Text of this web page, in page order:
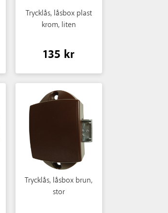
Trycklås, låsbox plast
krom, liten
135 kr
Trycklås, låsbox brun,
stor